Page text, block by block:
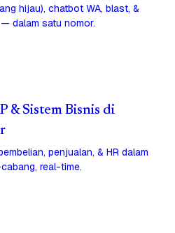
hijau), chatbot WA, blast, &
dalam satu nomor.
& Sistem Bisnis di
penjualan, & HR dalam
real-time.